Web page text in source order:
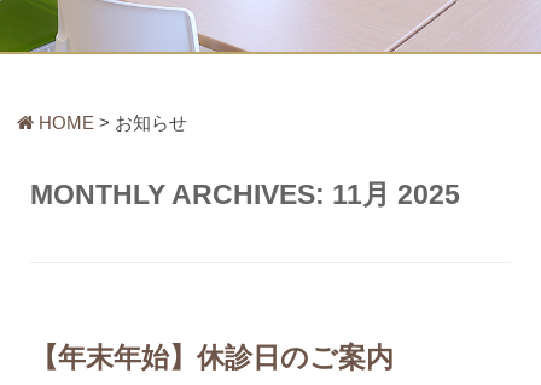
HOME お知らせ
MONTHLY ARCHIVES: 11月 2025
【年末年始】休診日のご案内